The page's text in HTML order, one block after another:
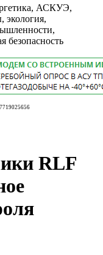
АСКУЭ,
экология,
безопасность
RLF